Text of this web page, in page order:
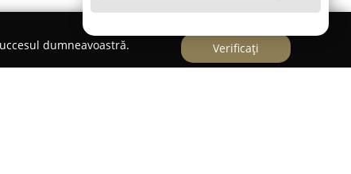
dumneavoastră.
Verificați